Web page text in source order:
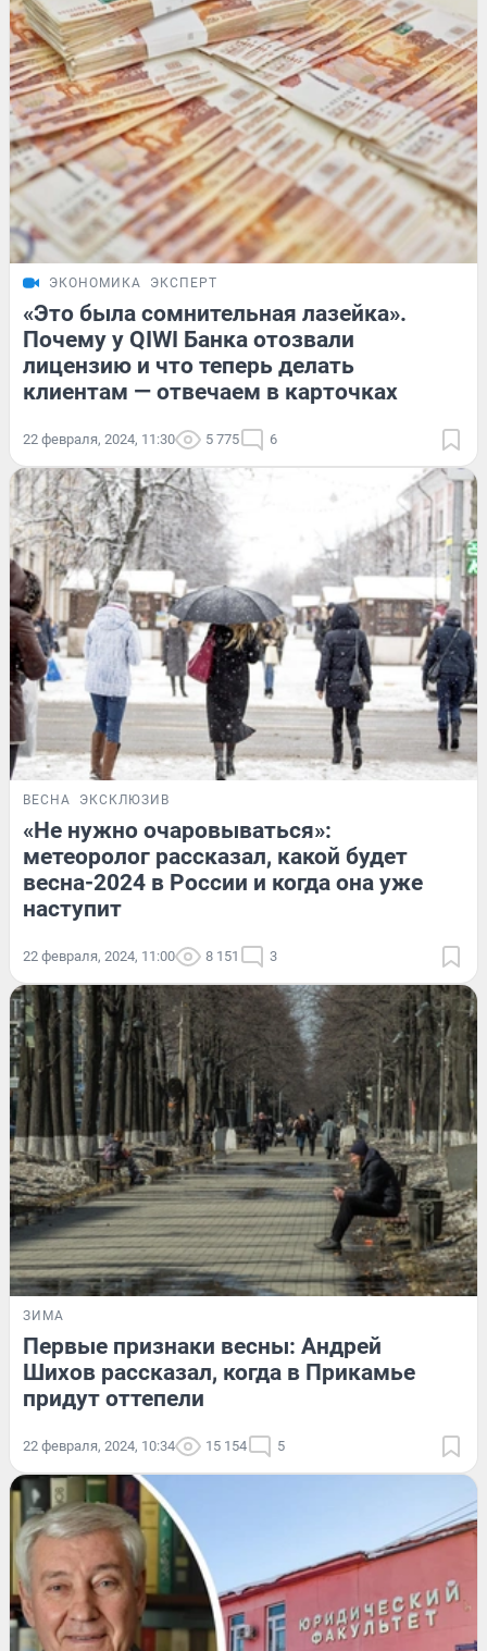
ЭКОНОМИКА ЭКСПЕРТ
«Это была сомнительная лазейка».
Почему у QIWI Банка отозвали
лицензию и что теперь делать
клиентам — отвечаем в карточках
22 февраля, 2024, 11:30 5 775 6
ВЕСНА ЭКСКЛЮЗИВ
«Не нужно очаровываться»:
метеоролог рассказал, какой будет
весна-2024 в России и когда она уже
наступит
22 февраля, 2024, 11:00 8 151 3
ЗИМА
Первые признаки весны: Андрей
Шихов рассказал, когда в Прикамье
придут оттепели
22 февраля, 2024, 10:34 15 154 5